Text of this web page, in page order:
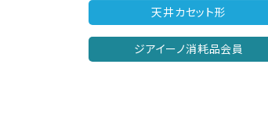
天井カセット形
ジアイーノ消耗品会員